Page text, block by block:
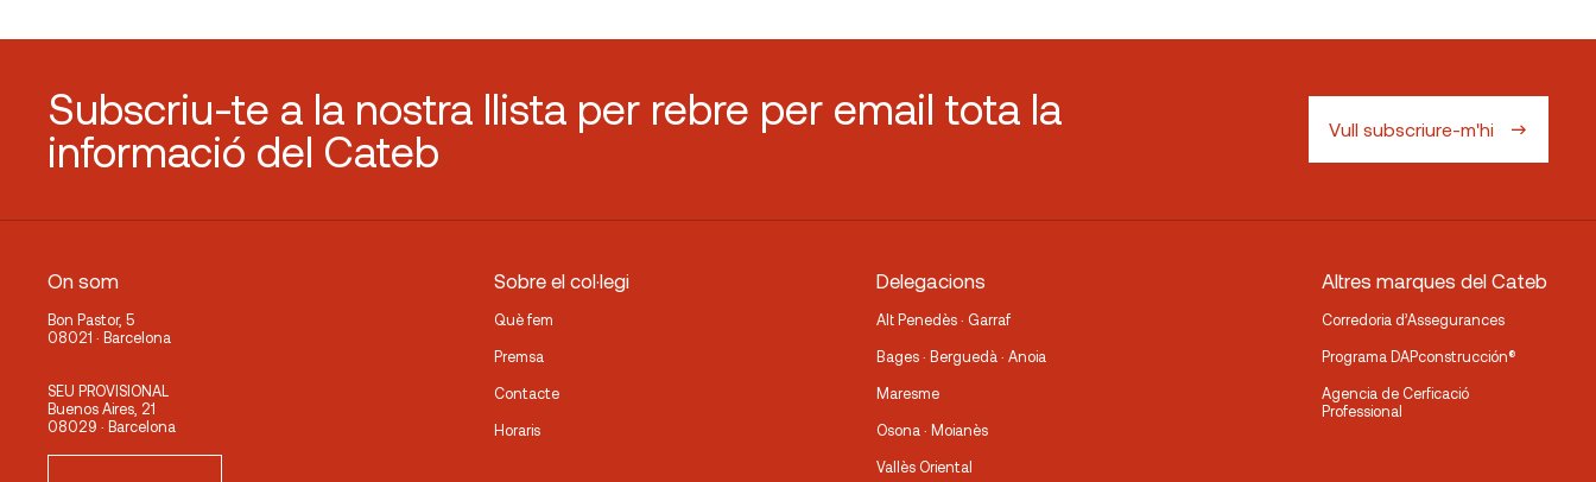
Subscriu-te a la nostra llista per rebre per email tota la
informació del Cateb
Vull subscriure-m'hi
On som
Bon Pastor, 5
08021 · Barcelona
SEU PROVISIONAL
Buenos Aires, 21
08029 · Barcelona
Sobre el col·legi
Què fem
Premsa
Contacte
Horaris
Delegacions
Alt Penedès · Garraf
Bages · Berguedà · Anoia
Maresme
Osona · Moianès
Vallès Oriental
Altres marques del Cateb
Corredoria d’Assegurances
Programa DAPconstrucción®
Agencia de Cerficació
Professional